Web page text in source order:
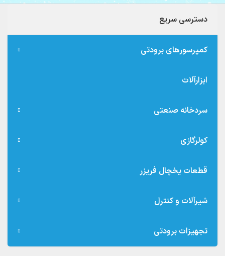
دسترسی سریع
کمپرسورهای برودتی
ابزارآلات
سردخانه صنعتی
کولرگازی
قطعات یخچال فریزر
شیرآلات و کنترل
تجهیزات برودتی